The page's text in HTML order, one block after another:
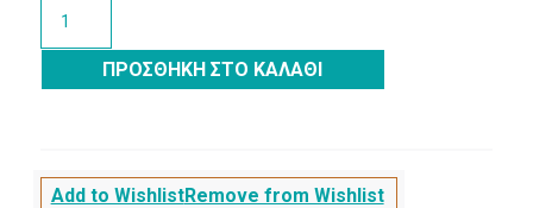
Μάκα
Μαύρο
ΠΡΟΣΘΉΚΗ ΣΤΟ ΚΑΛΆΘΙ
Add to WishlistRemove from Wishlist